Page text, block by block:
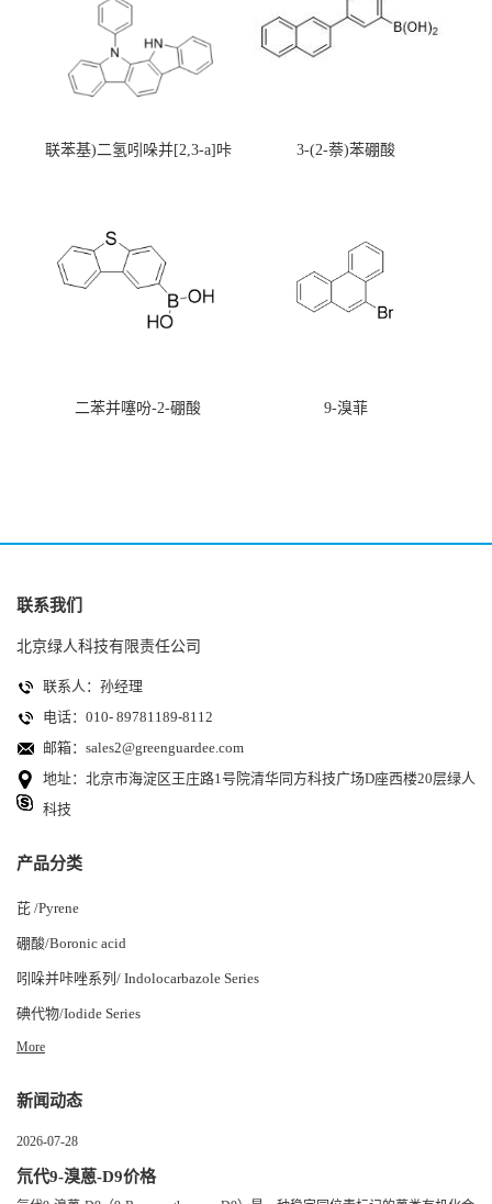
联苯基)二氢吲哚并[2,3-a]咔
3-(2-萘)苯硼酸
二苯并噻吩-2-硼酸 9-溴菲
联系我们
北京绿人科技有限责任公司
联系人：孙经理
电话：010- 89781189-8112
邮箱： sales2@greenguardee.com
地址：北京市海淀区王庄路1号院清华同方科技广场D座西楼20层绿人
科技
产品分类
芘 /Pyrene
硼酸/Boronic acid
吲哚并咔唑系列/ Indolocarbazole Series
碘代物/Iodide Series
More
新闻动态
2026-07-28
氘代9-溴蒽-D9价格